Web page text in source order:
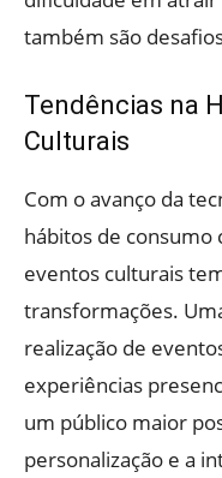
também são
Tendências na
Culturais
Com o avanço da
hábitos de consumo
eventos culturais
transformações.
realização de
experiências
um público maior
personalização e a